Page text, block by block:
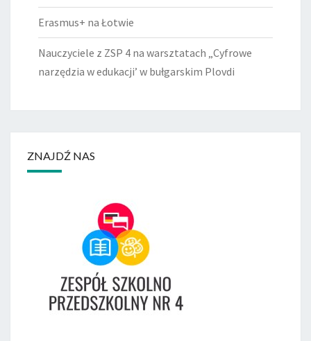
Erasmus+ na Łotwie
Nauczyciele z ZSP 4 na warsztatach „Cyfrowe
narzędzia w edukacji’ w bułgarskim Plovdi
ZNAJDŹ NAS